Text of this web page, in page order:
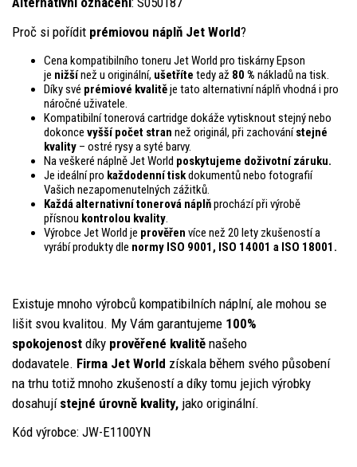
Proč si pořídit prémiovou náplň Jet World?
Cena kompatibilního toneru Jet World pro tiskárny Epson
je nižšínež u originální, ušetříte tedy až 80 % nákladů na tisk.
Díky své prémiové kvalitěje tato alternativní náplň vhodná i pro
náročné uživatele.
Kompatibilní tonerová cartridge dokáže vytisknout stejný nebo
dokonce vyšší počet stran než originál, při zachovánístejné
kvality – ostré rysy a syté barvy.
Na veškeré náplně Jet World poskytujeme doživotní záruku.
Je ideální pro každodenní tiskdokumentů nebo fotografií
Vašich nezapomenutelných zážitků.
Každá alternativní tonerová náplňprochází při výrobě
přísnou kontrolou kvality.
Výrobce Jet World je prověřen více než 20 lety zkušeností a
vyrábí produkty dle normy ISO 9001, ISO 14001 a ISO 18001.
Existuje mnoho výrobců kompatibilních náplní, ale mohou se
lišit svou kvalitou. My Vám garantujeme 100%
spokojenost díky prověřené kvalitě našeho
dodavatele. Firma Jet World získala během svého působení
na trhu totiž mnoho zkušeností a díky tomu jejich výrobky
dosahují stejné úrovně kvality, jako originální.
Kód výrobce: JW-E1100YN